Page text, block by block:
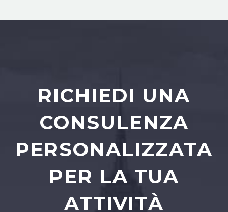
RICHIEDI UNA
CONSULENZA
PERSONALIZZATA
PER LA TUA
ATTIVITÀ